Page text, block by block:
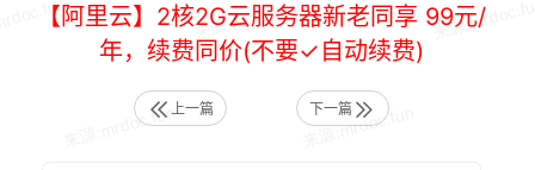
【阿里云】2核2G云服务器新老同享 99元/
年，续费同价(不要✓自动续费)
上一篇 下一篇